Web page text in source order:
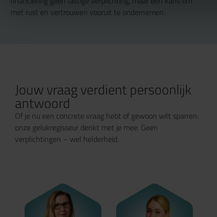
met rust en vertrouwen vooruit te ondernemen.
Jouw vraag verdient persoonlijk
antwoord
Of je nu een concrete vraag hebt of gewoon wilt sparren:
onze gelukregisseur denkt met je mee. Geen
verplichtingen – wel helderheid.